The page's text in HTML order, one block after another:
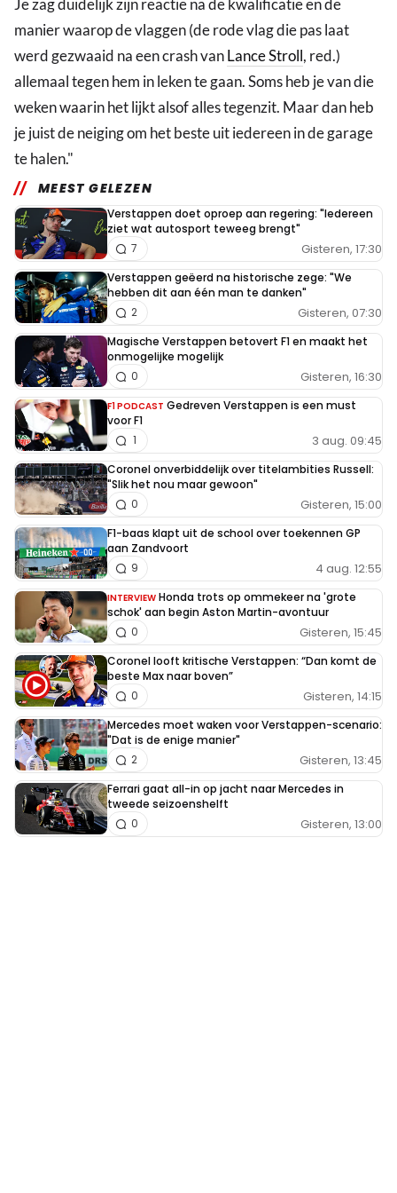
Je zag duidelijk zijn reactie na de kwalificatie en de
manier waarop de vlaggen (de rode vlag die pas laat
werd gezwaaid na een crash vanLance Stroll, red.)
allemaal tegen hem in leken te gaan. Soms heb je van die
weken waarin het lijkt alsof alles tegenzit. Maar dan heb
je juist de neiging om het beste uit iedereen in de garage
te halen."
MEEST GELEZEN
Verstappen doet oproep aan regering: "Iedereen
ziet wat autosport teweeg brengt"
Gisteren, 17:30
7
Verstappen geëerd na historische zege: "We
hebben dit aan één man te danken"
Gisteren, 07:30
2
Magische Verstappen betovert F1 en maakt het
onmogelijke mogelijk
Gisteren, 16:30
0
F1 PODCAST Gedreven Verstappen is een must
voor F1
3 aug. 09:45
1
Coronel onverbiddelijk over titelambities Russell:
"Slik het nou maar gewoon"
Gisteren, 15:00
0
F1-baas klapt uit de school over toekennen GP
aan Zandvoort
4 aug. 12:55
9
INTERVIEW Honda trots op ommekeer na 'grote
schok' aan begin Aston Martin-avontuur
Gisteren, 15:45
0
Coronel looft kritische Verstappen: “Dan komt de
beste Max naar boven”
Gisteren, 14:15
0
Mercedes moet waken voor Verstappen-scenario:
"Dat is de enige manier"
Gisteren, 13:45
2
Ferrari gaat all-in op jacht naar Mercedes in
tweede seizoenshelft
Gisteren, 13:00
0